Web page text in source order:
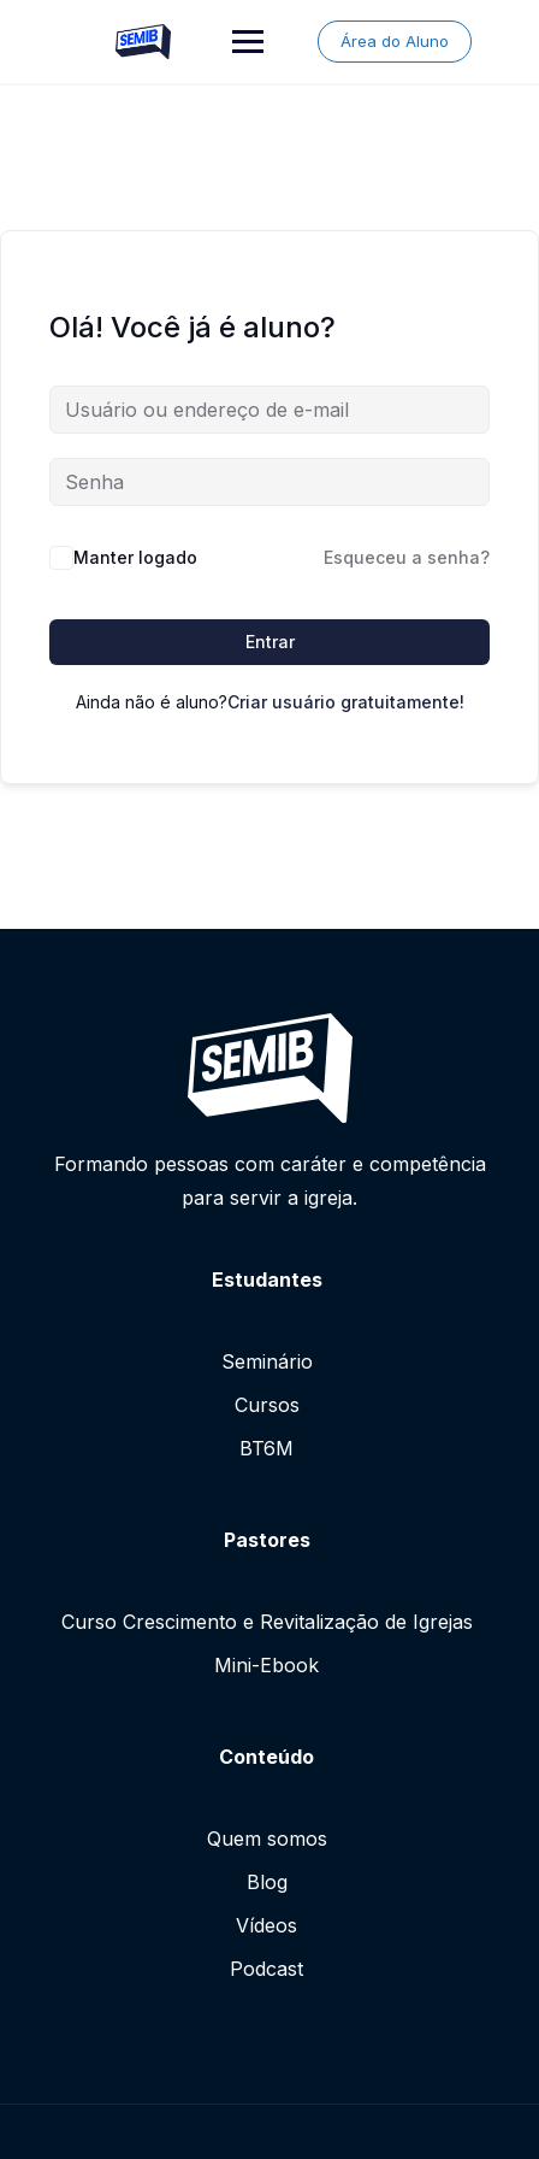
Área do Aluno
Olá! Você já é aluno?
Manter logado Esqueceu a senha?
Entrar
Ainda não é aluno?Criar usuário gratuitamente!
Formando pessoas com caráter e competência
para servir a igreja.
Estudantes
Seminário
Cursos
BT6M
Pastores
Curso Crescimento e Revitalização de Igrejas
Mini-Ebook
Conteúdo
Quem somos
Blog
Vídeos
Podcast